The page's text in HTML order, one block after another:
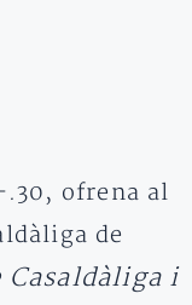
.30, ofrena al
de
Casaldàliga i